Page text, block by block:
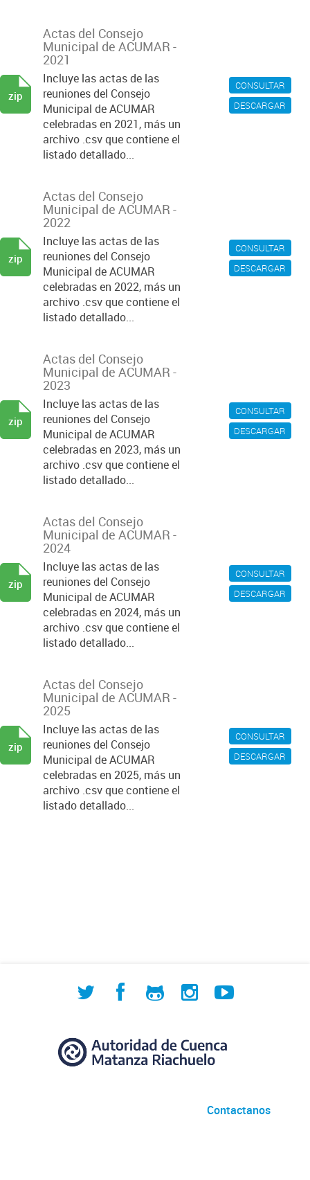
CONSULTAR
DESCARGAR
Actas del Consejo
Municipal de ACUMAR -
2021
Incluye las actas de las
reuniones del Consejo
Municipal de ACUMAR
celebradas en 2021, más un
archivo .csv que contiene el
listado detallado...
zip
CONSULTAR
DESCARGAR
Actas del Consejo
Municipal de ACUMAR -
2022
Incluye las actas de las
reuniones del Consejo
Municipal de ACUMAR
celebradas en 2022, más un
archivo .csv que contiene el
listado detallado...
zip
CONSULTAR
DESCARGAR
Actas del Consejo
Municipal de ACUMAR -
2023
Incluye las actas de las
reuniones del Consejo
Municipal de ACUMAR
celebradas en 2023, más un
archivo .csv que contiene el
listado detallado...
zip
CONSULTAR
DESCARGAR
Actas del Consejo
Municipal de ACUMAR -
2024
Incluye las actas de las
reuniones del Consejo
Municipal de ACUMAR
celebradas en 2024, más un
archivo .csv que contiene el
listado detallado...
zip
CONSULTAR
DESCARGAR
Actas del Consejo
Municipal de ACUMAR -
2025
Incluye las actas de las
reuniones del Consejo
Municipal de ACUMAR
celebradas en 2025, más un
archivo .csv que contiene el
listado detallado...
zip
Contactanos